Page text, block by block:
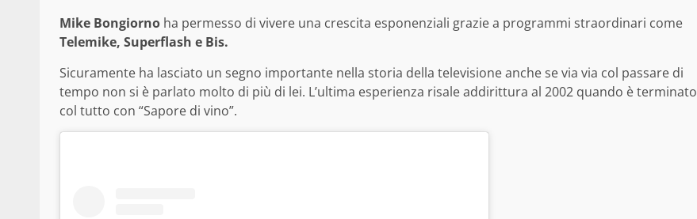
Mike Bongiorno ha permesso di vivere una crescita esponenziali grazie a programmi straordinari come
Telemike, Superflash e Bis.
Sicuramente ha lasciato un segno importante nella storia della televisione anche se via via col passare di
tempo non si è parlato molto di più di lei. L’ultima esperienza risale addirittura al 2002 quando è terminato
col tutto con “Sapore di vino”.